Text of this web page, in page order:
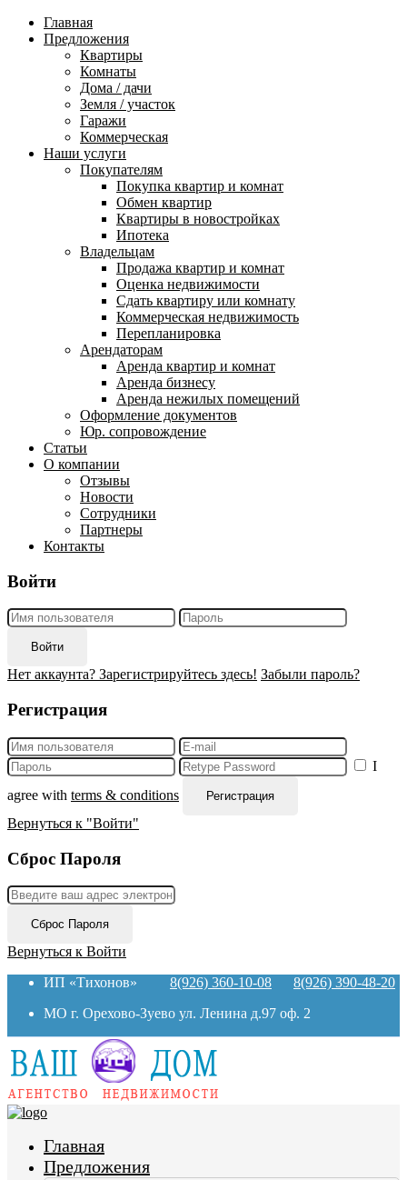
Главная
Предложения
Квартиры
Комнаты
Дома / дачи
Земля / участок
Гаражи
Коммерческая
Наши услуги
Покупателям
Покупка квартир и комнат
Обмен квартир
Квартиры в новостройках
Ипотека
Владельцам
Продажа квартир и комнат
Оценка недвижимости
Сдать квартиру или комнату
Коммерческая недвижимость
Перепланировка
Арендаторам
Аренда квартир и комнат
Аренда бизнесу
Аренда нежилых помещений
Оформление документов
Юр. сопровождение
Статьи
О компании
Отзывы
Новости
Сотрудники
Партнеры
Контакты
Войти
Войти
Нет аккаунта? Зарегистрируйтесь здесь! Забыли пароль?
Регистрация
I
agree with terms & conditions Регистрация
Вернуться к "Войти"
Сброс Пароля
Сброс Пароля
Вернуться к Войти
ИП «Тихонов» 8(926) 360-10-08
8(926) 390-48-20
МО г. Орехово-Зуево ул. Ленина д.97 оф. 2
Главная
Предложения